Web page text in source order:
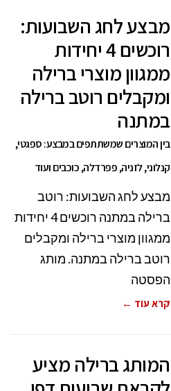
מבצע לחג השבועות:
רוכשים 4 יחידות
ממגוון מוצרי ברילה
ומקבלים רוטב ברילה
במתנה
בין המוצרים שמשתתפים במבצע: ספגטי,
קנלוני, לזניה, פפרדלה, כוכבים ועוד
מבצע לחג השבועות: רוטב
ברילה במתנה רוכשים 4 יחידות
ממגוון מוצרי ברילה ומקבלים
רוטב ברילה במתנה. מותג
הפסטה
קרא עוד ←
המותג ברילה מציע